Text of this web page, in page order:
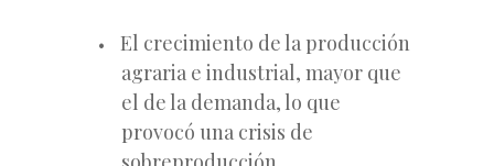
El crecimiento de la producción
agraria e industrial, mayor que
el de la demanda, lo que
provocó una crisis de